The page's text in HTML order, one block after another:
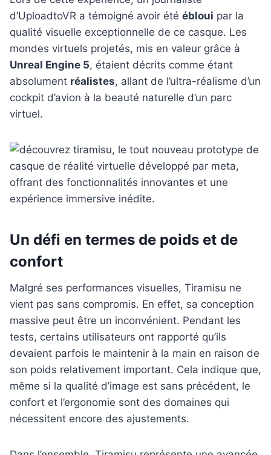
d’UploadtoVR a témoigné avoir été ébloui par la
qualité visuelle exceptionnelle de ce casque. Les
mondes virtuels projetés, mis en valeur grâce à
Unreal Engine 5, étaient décrits comme étant
absolument réalistes, allant de l’ultra-réalisme d’un
cockpit d’avion à la beauté naturelle d’un parc
virtuel.
Un défi en termes de poids et de
confort
Malgré ses performances visuelles, Tiramisu ne
vient pas sans compromis. En effet, sa conception
massive peut être un inconvénient. Pendant les
tests, certains utilisateurs ont rapporté qu’ils
devaient parfois le maintenir à la main en raison de
son poids relativement important. Cela indique que,
même si la qualité d’image est sans précédent, le
confort et l’ergonomie sont des domaines qui
nécessitent encore des ajustements.